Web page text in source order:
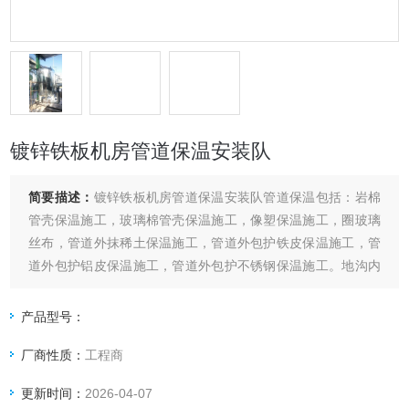
镀锌铁板机房管道保温安装队
简要描述： 镀锌铁板机房管道保温安装队管道保温包括：岩棉
管壳保温施工，玻璃棉管壳保温施工，像塑保温施工，圈玻璃
丝布，管道外抹稀土保温施工，管道外包护铁皮保温施工，管
道外包护铝皮保温施工，管道外包护不锈钢保温施工。地沟内
产品型号：
厂商性质： 工程商
更新时间： 2026-04-07